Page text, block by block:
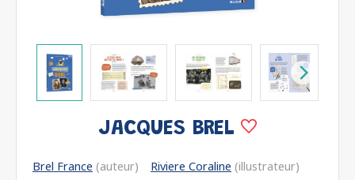
JACQUES BREL
Brel France (auteur) Riviere Coraline (illustrateur)